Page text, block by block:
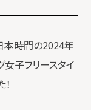
本時間の2024年
女子フリースタイ